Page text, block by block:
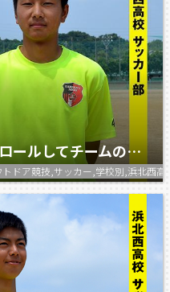
しっかりとゲームをコントロールしてチームの勝利に貢献したい。
トドア競技,サッカー,学校別,浜北西高